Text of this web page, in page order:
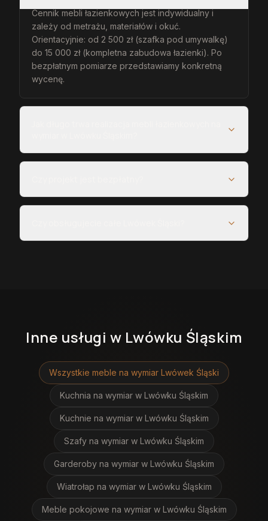
Cennik mebli łazienkowych jest indywidualny i
zależy od metrażu, materiałów i okuć.
Orientacyjnie: od 2 500 zł (szafka pod umywalkę)
do 15 000 zł (kompletna zabudowa łazienki). Po
bezpłatnym pomiarze przedstawiamy konkretną
wycenę.
Inne usługiw Lwówku Śląskim
Wszystkie meble na wymiar Lwówek Śląski
Kuchnia na wymiar w Lwówku Śląskim
Kuchnie na wymiar w Lwówku Śląskim
Szafy na wymiar w Lwówku Śląskim
Garderoby na wymiar w Lwówku Śląskim
Wiatrołap na wymiar w Lwówku Śląskim
Meble pokojowe na wymiar w Lwówku Śląskim